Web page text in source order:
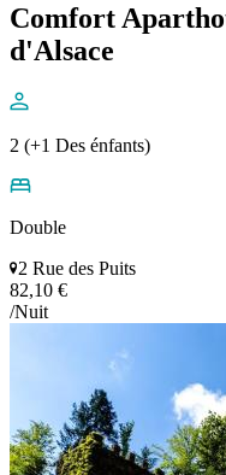
Comfort
d'Alsace
2 (+1 Des énfants)
Double
2 Rue des Puits
82,10 €
/Nuit